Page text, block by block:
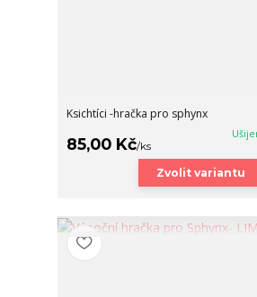
Ksichtíci -hračka pro sphynx
85,00 Kč/ks
Zvolit variantu